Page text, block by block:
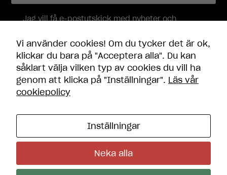
Jag vill få e-postutskick med nyheter och
personuppgifter behandlas i enlighet med
integritetspolicyn.
Skicka
Kontakt
Integritetspolicy
Cookie-inställningar
Vi använder cookies! Om du tycker det är ok,
klickar du bara på "Acceptera alla". Du kan
såklart välja vilken typ av cookies du vill ha
genom att klicka på "Inställningar". Läs vår
cookiepolicy
Inställningar
Neka alla